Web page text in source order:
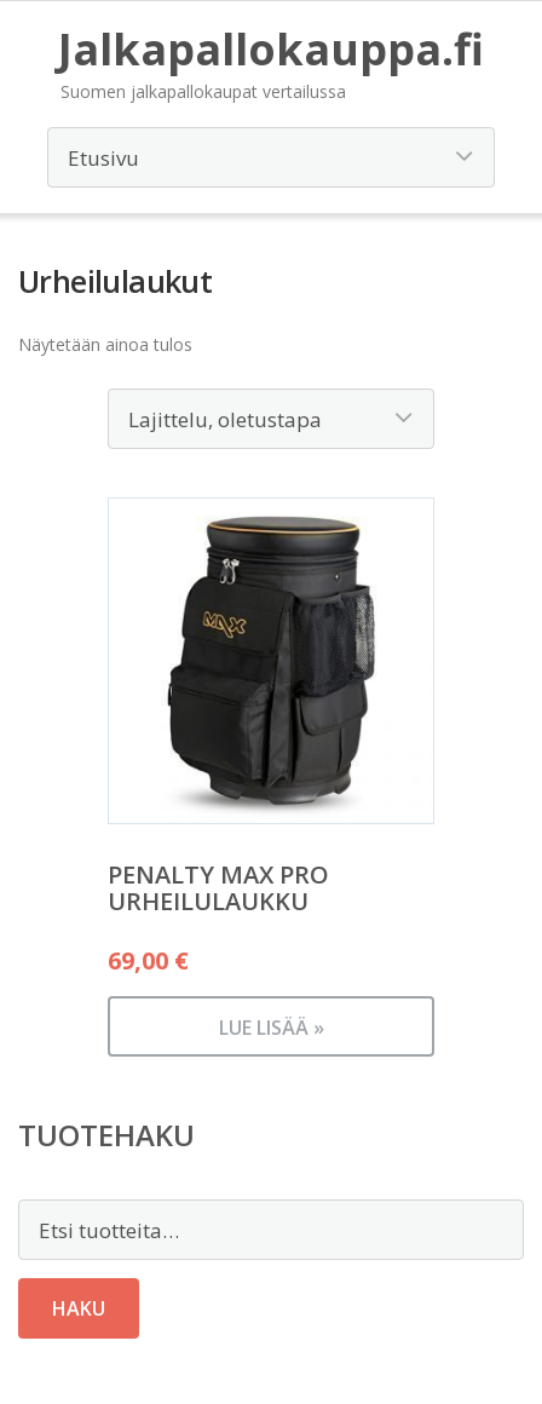
Jalkapallokauppa.fi
Suomen jalkapallokaupat vertailussa
Urheilulaukut
Näytetään ainoa tulos
PENALTY MAX PRO
URHEILULAUKKU
69,00 €
LUE LISÄÄ »
TUOTEHAKU
HAKU